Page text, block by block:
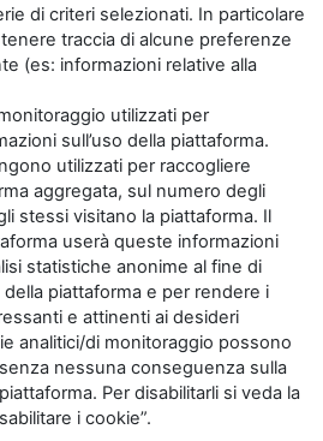
di criteri selezionati. In particolare
traccia di alcune preferenze
(es: informazioni relative alla
utilizzati per
sull’uso della piattaforma.
utilizzati per raccogliere
aggregata, sul numero degli
stessi visitano la piattaforma. Il
userà queste informazioni
statistiche anonime al fine di
della piattaforma e per rendere i
e attinenti ai desideri
analitici/di monitoraggio possono
nessuna conseguenza sulla
Per disabilitarli si veda la
i cookie”.